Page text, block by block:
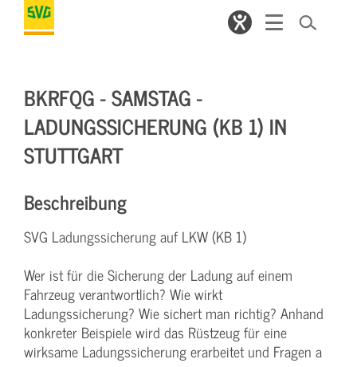
BKRFQG - SAMSTAG -
LADUNGSSICHERUNG (KB 1) IN
STUTTGART
Beschreibung
SVG Ladungssicherung auf LKW (KB 1)
Wer ist für die Sicherung der Ladung auf einem
Fahrzeug verantwortlich? Wie wirkt
Ladungssicherung? Wie sichert man richtig? Anhand
konkreter Beispiele wird das Rüstzeug für eine
wirksame Ladungssicherung erarbeitet und Fragen a